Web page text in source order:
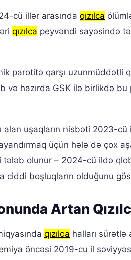
cü illər arasında qızılca
qızılca peyvəndi sayəsində
parotitə qarşı uzunmüddətli
hazırda GSK ilə birlikdə bu
alan uşaqların nisbəti 2023-
üçün hələ də çox
tələb olunur – 2024-cü ildə
ciddi boşluqların olduğunu
Artan
qızılca halları sürətlə
öncəsi 2019-cu il